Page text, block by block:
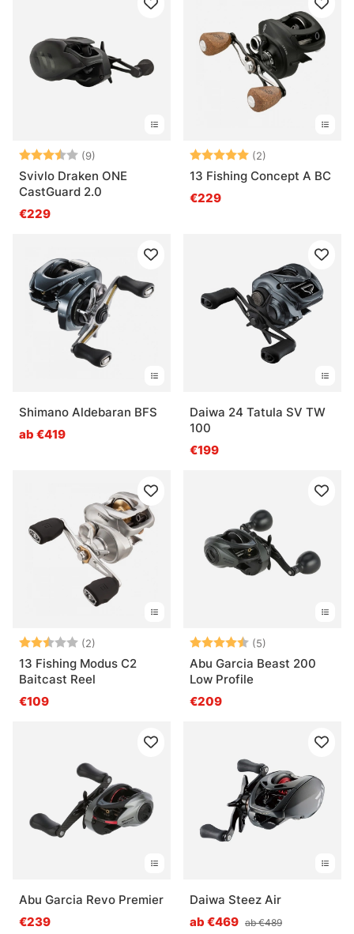
Bewertung:(9)
3.4 von 5 Sternen
Svivlo Draken ONE
CastGuard 2.0
€229
Bewertung:(2)
13 Fishing Concept A BC
€229
Shimano Aldebaran BFS
ab €419
Daiwa 24 Tatula SV TW
100
€199
Bewertung:(2)
2.5 von 5 Sternen
13 Fishing Modus C2
Baitcast Reel
€109
Bewertung:(5)
Abu Garcia Beast 200
Low Profile
€209
Abu Garcia Revo Premier
€239
Daiwa Steez Air
ab €469 ab €489